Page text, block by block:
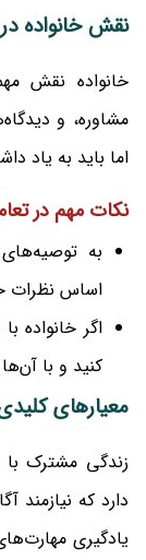
نقش خانواده
خانواده نقش
مشاوره، و
اما باید به یاد
نکات مهم در
به
اساس نظرات
اگر خانواده
کنید و با
معیارهای
زندگی مشترک با
دارد که
یادگیری